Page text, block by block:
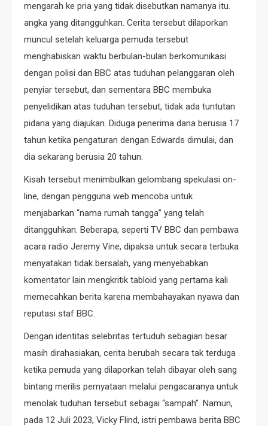
mengarah ke pria yang tidak disebutkan namanya itu.
angka yang ditangguhkan. Cerita tersebut dilaporkan
muncul setelah keluarga pemuda tersebut
menghabiskan waktu berbulan-bulan berkomunikasi
dengan polisi dan BBC atas tuduhan pelanggaran oleh
penyiar tersebut, dan sementara BBC membuka
penyelidikan atas tuduhan tersebut, tidak ada tuntutan
pidana yang diajukan. Diduga penerima dana berusia 17
tahun ketika pengaturan dengan Edwards dimulai, dan
dia sekarang berusia 20 tahun.
Kisah tersebut menimbulkan gelombang spekulasi on-
line, dengan pengguna web mencoba untuk
menjabarkan “nama rumah tangga” yang telah
ditangguhkan. Beberapa, seperti TV BBC dan pembawa
acara radio Jeremy Vine, dipaksa untuk secara terbuka
menyatakan tidak bersalah, yang menyebabkan
komentator lain mengkritik tabloid yang pertama kali
memecahkan berita karena membahayakan nyawa dan
reputasi staf BBC.
Dengan identitas selebritas tertuduh sebagian besar
masih dirahasiakan, cerita berubah secara tak terduga
ketika pemuda yang dilaporkan telah dibayar oleh sang
bintang merilis pernyataan melalui pengacaranya untuk
menolak tuduhan tersebut sebagai “sampah”. Namun,
pada 12 Juli 2023, Vicky Flind, istri pembawa berita BBC